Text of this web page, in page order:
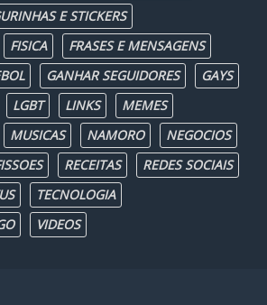
E STICKERS
FISICA
FRASES E MENSAGENS
GANHAR SEGUIDORES
GAYS
LGBT LINKS
MEMES
MUSICAS NAMORO
NEGOCIOS
RECEITAS
REDES SOCIAIS
TECNOLOGIA
VIDEOS